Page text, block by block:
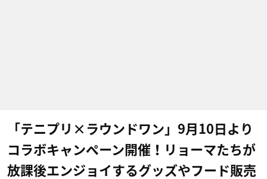
「テニプリ×ラウンドワン」9月10日より
コラボキャンペーン開催！リョーマたちが
放課後エンジョイするグッズやフード販売